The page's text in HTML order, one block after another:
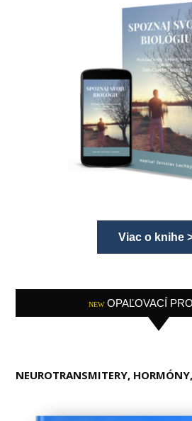
Viac o knihe
NEW OPAĽOVACÍ
NEUROTRANSMITERY,